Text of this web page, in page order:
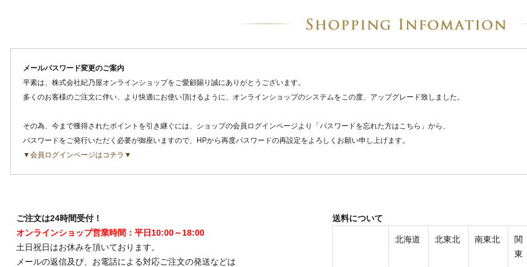
メールパスワード変更のご案内
平素は、株式会社紀乃屋オンラインショップをご愛顧賜り誠にありがとうございます。
多くのお客様のご注文に伴い、より快適にお使い頂けるように、オンラインショップのシステムをこの度、アップグレード致しました。
その為、今まで獲得されたポイントを引き継ぐには、ショップの会員ログインページより「パスワードを忘れた方はこちら」から、
パスワードをご発行いただく必要が御座いますので、HPから再度パスワードの再設定をよろしくお願い申し上げます。
▼会員ログインページはコチラ▼
ご注文は24時間受付！
オンラインショップ営業時間：平日10:00～18:00
土日祝日はお休みを頂いております。
メールの返信及び、お電話による対応ご注文の発送などは
送料について
北海道 北東北 南東北
関
東